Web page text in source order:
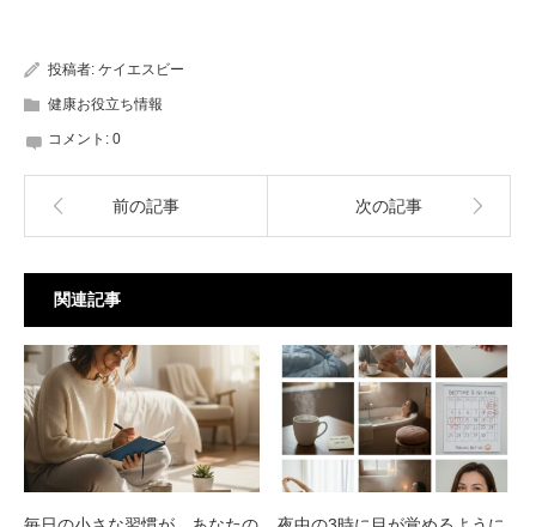
投稿者: ケイエスビー
健康お役立ち情報
コメント: 0
前の記事 次の記事
関連記事